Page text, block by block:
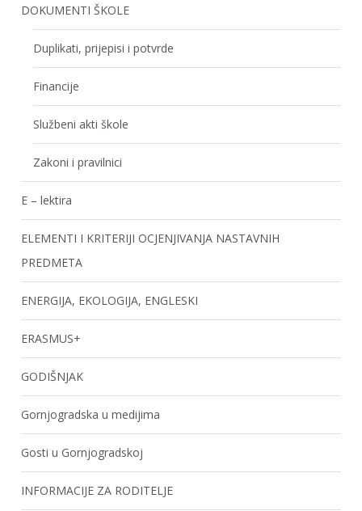
DOKUMENTI ŠKOLE
Duplikati, prijepisi i potvrde
Financije
Službeni akti škole
Zakoni i pravilnici
E – lektira
ELEMENTI I KRITERIJI OCJENJIVANJA NASTAVNIH
PREDMETA
ENERGIJA, EKOLOGIJA, ENGLESKI
ERASMUS+
GODIŠNJAK
Gornjogradska u medijima
Gosti u Gornjogradskoj
INFORMACIJE ZA RODITELJE